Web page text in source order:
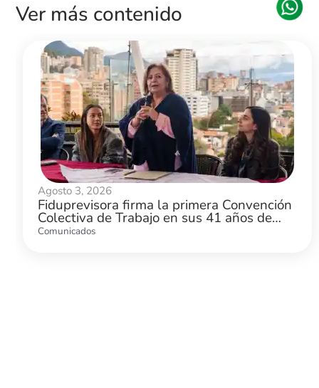
Ver más contenido
Agosto 3, 2026
Fiduprevisora firma la primera Convención
Colectiva de Trabajo en sus 41 años de
historia
Comunicados